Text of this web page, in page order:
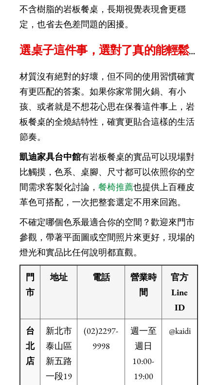
不含樹脂的岩板餐桌，長期視覺表現會更穩
定，也省去色差問題的困擾。
選桌子這件事，選對了真的能輕鬆10年
材質沒有絕對的好壞，但不同的使用習慣確實
有更匹配的答案。如果你家常開火鍋、有小
孩、或者就是不想花心思在保養這件事上，岩
板餐桌的全燒結特性，確實更貼合這樣的生活
節奏。
凱迪家具台中館有岩板餐桌的實品可以現場對
比觸摸，色系、桌腳、尺寸都可以依照你的空
間需求客製化討論，餐椅推薦也提供上百種皮
革色可搭配，一次把整套選定不用來回跑。
不確定哪個色系最適合你的空間？歡迎來門市
參觀，帶著平面圖或空間照片來更好，現場的
燈光和實品比任何說明都直觀。
門
市
地址 電話
營業時
間
官方
Line
ID
台
北
店
新北市
泰山區
新五路
一段19
(02)2297-
9998
週一至
週日
10:00-
19:00
@kaidi